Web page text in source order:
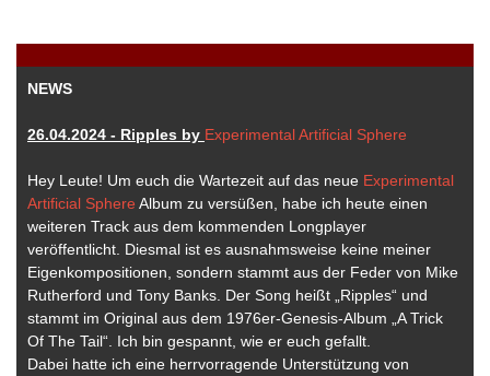
NEWS
26.04.2024 - Ripples by Experimental Artificial Sphere
Hey Leute! Um euch die Wartezeit auf das neue Experimental
Artificial Sphere Album zu versüßen, habe ich heute einen
weiteren Track aus dem kommenden Longplayer
veröffentlicht. Diesmal ist es ausnahmsweise keine meiner
Eigenkompositionen, sondern stammt aus der Feder von Mike
Rutherford und Tony Banks. Der Song heißt „Ripples“ und
stammt im Original aus dem 1976er-Genesis-Album „A Trick
Of The Tail“. Ich bin gespannt, wie er euch gefallt.
Dabei hatte ich eine herrvorragende Unterstützung von